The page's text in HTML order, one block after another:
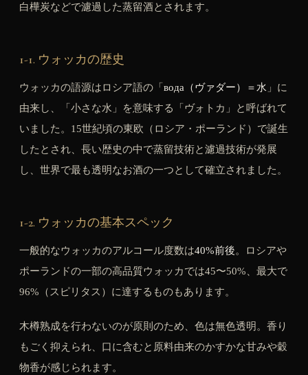
白樺炭などで濾過した蒸留酒とされます。
1-1. ウォッカの歴史
ウォッカの語源はロシア語の「 вода（ヴァダー）＝水 」に
由来し、「小さな水」を意味する「ヴォトカ」と呼ばれて
いました。15世紀頃の東欧（ロシア・ポーランド）で誕生
したとされ、長い歴史の中で蒸留技術と濾過技術が発展
し、世界で最も透明なお酒の一つとして確立されました。
1-2. ウォッカの基本スペック
一般的なウォッカのアルコール度数は40%前後。ロシアや
ポーランドの一部の高品質ウォッカでは45〜50%、最大で
96%（スピリタス）に達するものもあります。
木樽熟成を行わないのが原則のため、色は無色透明。香り
もごく抑えられ、口に含むと原料由来のかすかな甘みや穀
物香が感じられます。